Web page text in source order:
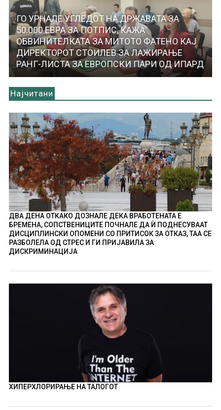
ГО УРНАЛЕ УГЛЕДОТ НА ДРЖАВАТА ЗА
50.000 ЕВРА ЗА ПОТПИС, КАЖА
ОБВИНИТЕЛКАТА ЗА МИТОТО ФАТЕНО КАЈ
ДИРЕКТОРОТ СТОИЛЕВ ЗА ЛАЖИРАЊЕ
РАНГ-ЛИСТА ЗА ЕВРОПСКИ ПАРИ ОД ИПАРД
Најчитани
ДВА ДЕНА ОТКАКО ДОЗНАЛЕ ДЕКА ВРАБОТЕНАТА Е
БРЕМЕНА, СОПСТВЕНИЦИТЕ ПОЧНАЛЕ ДА Ѝ ПОДНЕСУВААТ
ДИСЦИПЛИНСКИ ОПОМЕНИ СО ПРИТИСОК ЗА ОТКАЗ, ТАА СЕ
РАЗБОЛЕЛА ОД СТРЕС И ГИ ПРИЈАВИЛА ЗА
ДИСКРИМИНАЦИЈА
ХИПЕРХЛОРИРАЊЕ НА ТАЛОГОТ